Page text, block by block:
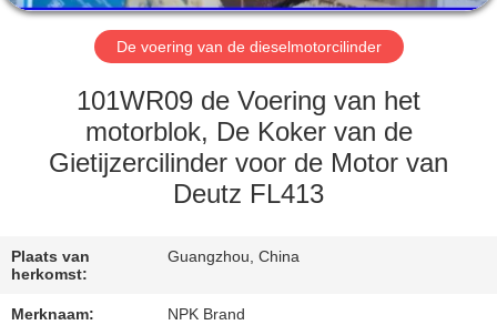
FABRIEK
TOCHT
KWALITEITSCONTROLE
ONS
OP
De voering van de dieselmotorcilinder
101WR09 de Voering van het
motorblok, De Koker van de
Gietijzercilinder voor de Motor van
Deutz FL413
Plaats van
herkomst:
Guangzhou, China
Merknaam: NPK Brand